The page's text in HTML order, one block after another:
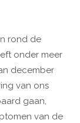
rond de
onder meer
december
van ons
gaan,
van de